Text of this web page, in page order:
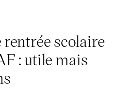
scolaire
: utile mais